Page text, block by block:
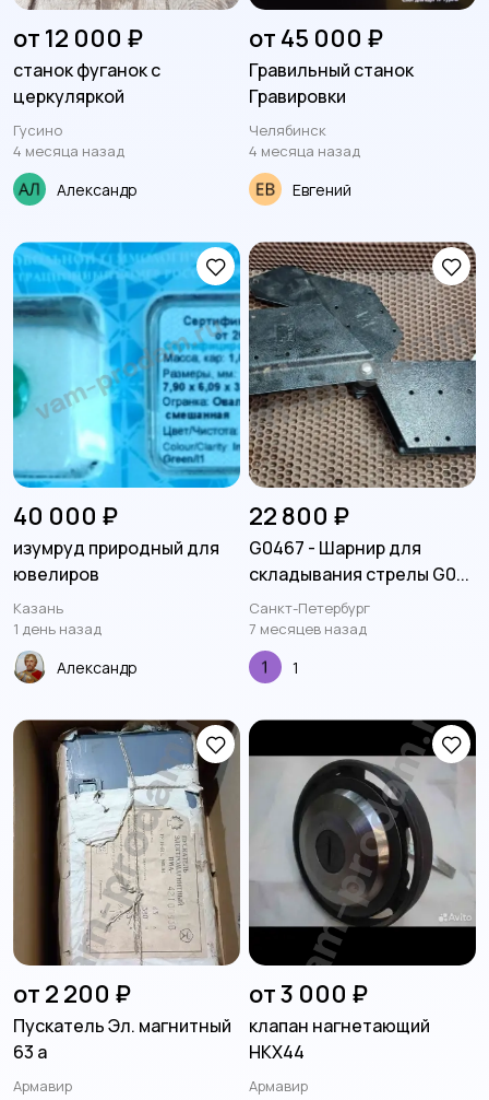
от 12 000 ₽
станок фуганок с
церкуляркой
Гусино
4 месяца назад
Александр
от 45 000 ₽
Гравильный станок
Гравировки
Челябинск
4 месяца назад
Евгений
40 000 ₽
изумруд природный для
ювелиров
Казань
1 день назад
Александр
22 800 ₽
G0467 - Шарнир для
складывания стрелы G0...
Санкт-Петербург
7 месяцев назад
1
от 2 200 ₽
Пускатель Эл. магнитный
63 а
Армавир
от 3 000 ₽
клапан нагнетающий
НКХ44
Армавир